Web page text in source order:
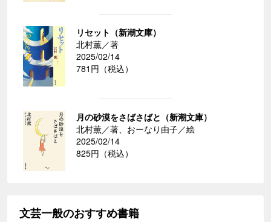
リセット（新潮文庫）
北村薫／著
2025/02/14
781円（税込）
月の砂漠をさばさばと（新潮文庫）
北村薫／著、おーなり由子／絵
2025/02/14
825円（税込）
文芸一般のおすすめ書籍